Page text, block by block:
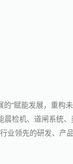
“赋能发展，重构
检机、道闸系统
业领先的研发、产